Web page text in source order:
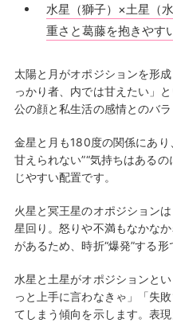
水星（獅子）×土星（
重さと葛藤を抱きやす
太陽と月がオポジションを形
っかり者、内では甘えたい」
公の顔と私生活の感情とのバ
金星と月も180度の関係にあり
甘えられない”“気持ちはある
じやすい配置です。
火星と冥王星のオポジション
星回り。怒りや不満もなかな
があるため、時折“爆発”する
水星と土星がオポジションと
っと上手に言わなきゃ」「失
てしまう傾向を示します。表